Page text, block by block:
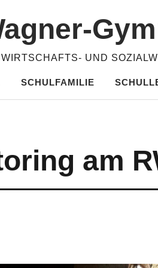
UND
SCHULFAMILIE
am